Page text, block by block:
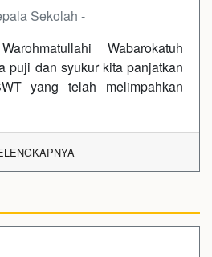
Sekolah -
Wabarokatuh
puji dan syukur kita panjatkan
yang telah melimpahkan